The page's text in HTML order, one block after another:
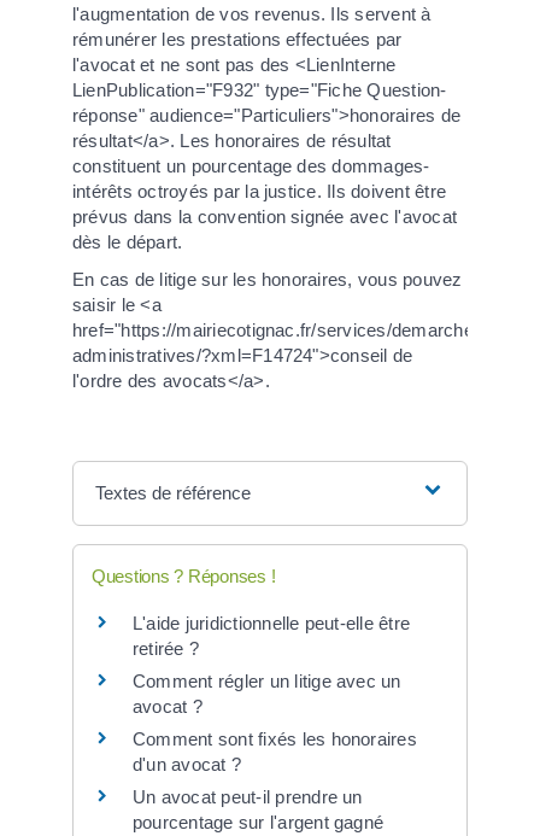
l'augmentation de vos revenus. Ils servent à
rémunérer les prestations effectuées par
l'avocat et ne sont pas des <LienInterne
LienPublication="F932" type="Fiche Question-
réponse" audience="Particuliers">honoraires de
résultat</a>. Les honoraires de résultat
constituent un pourcentage des dommages-
intérêts octroyés par la justice. Ils doivent être
prévus dans la convention signée avec l'avocat
dès le départ.
En cas de litige sur les honoraires, vous pouvez
saisir le <a
href="https://mairiecotignac.fr/services/demarches-
administratives/?xml=F14724">conseil de
l'ordre des avocats</a>.
Textes de référence
Questions ? Réponses !
L'aide juridictionnelle peut-elle être
retirée ?
Comment régler un litige avec un
avocat ?
Comment sont fixés les honoraires
d'un avocat ?
Un avocat peut-il prendre un
pourcentage sur l'argent gagné